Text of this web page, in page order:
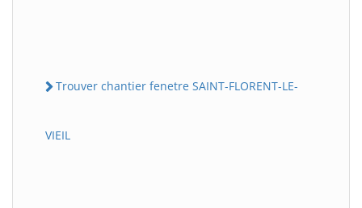
Trouver chantier fenetre SAINT-FLORENT-LE-
VIEIL